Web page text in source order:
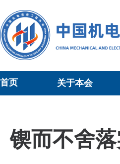
首页 关于本会
锲而不舍